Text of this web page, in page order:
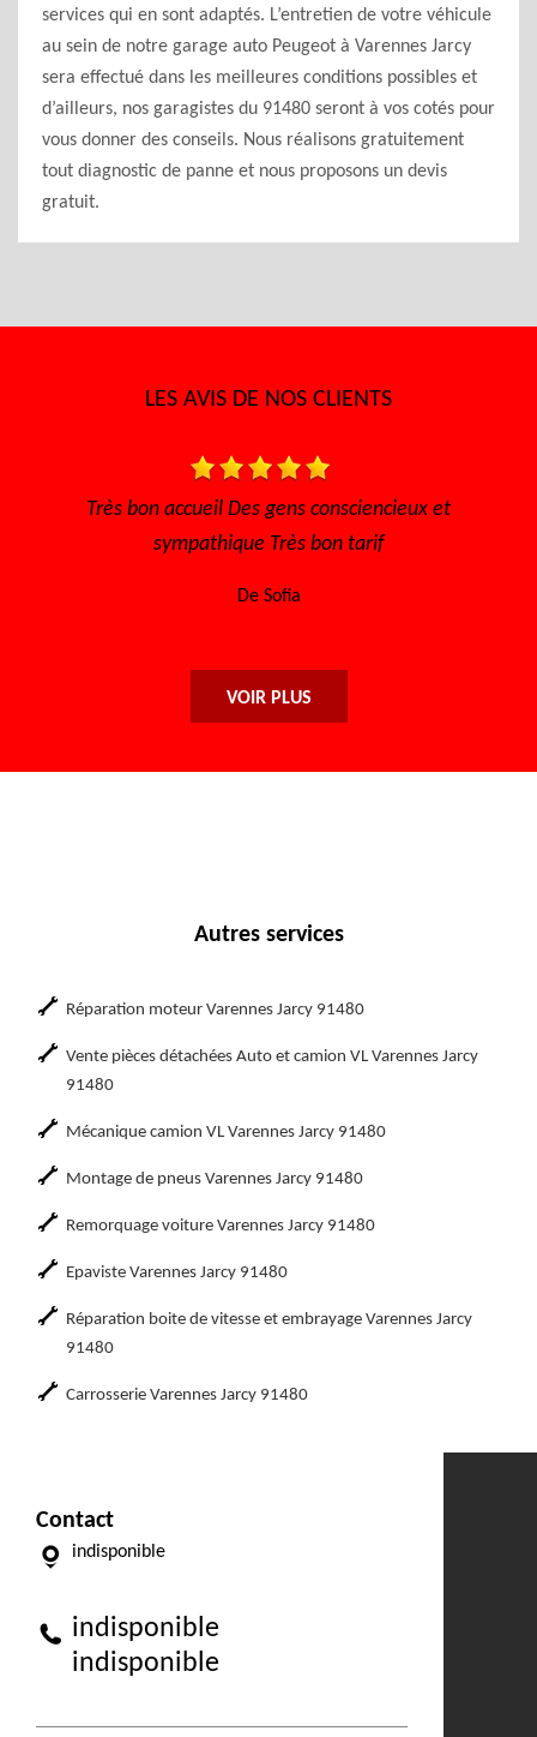
services qui en sont adaptés. L’entretien de votre véhicule
au sein de notre garage auto Peugeot à Varennes Jarcy
sera effectué dans les meilleures conditions possibles et
d’ailleurs, nos garagistes du 91480 seront à vos cotés pour
vous donner des conseils. Nous réalisons gratuitement
tout diagnostic de panne et nous proposons un devis
gratuit.
LES AVIS DE NOS CLIENTS
gens consciencieux et
Je recommande ce garage
VOIR PLUS
Autres services
Réparation moteur Varennes Jarcy 91480
Vente pièces détachées Auto et camion VL Varennes Jarcy
91480
Mécanique camion VL Varennes Jarcy 91480
Montage de pneus Varennes Jarcy 91480
Remorquage voiture Varennes Jarcy 91480
Epaviste Varennes Jarcy 91480
Réparation boite de vitesse et embrayage Varennes Jarcy
91480
Carrosserie Varennes Jarcy 91480
Contact
indisponible
indisponible
indisponible